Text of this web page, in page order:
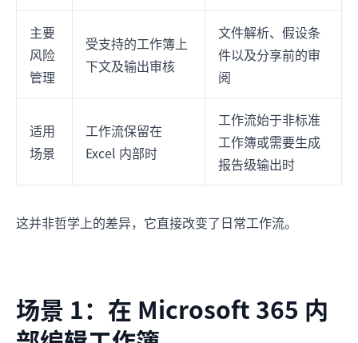
主要
风险
管理
受支持的工作簿上
下文及输出审核
文件解析、假设条
件以及分享前的审
阅
适用
场景
工作流保留在
Excel 内部时
工作流始于非标准
工作簿或需要生成
报告级输出时
这并非哲学上的差异，它直接改变了日常工作流。
场景 1：在 Microsoft 365 内